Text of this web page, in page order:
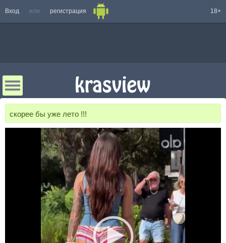
Вход или регистрация 18+
скорее бы уже лето !!!